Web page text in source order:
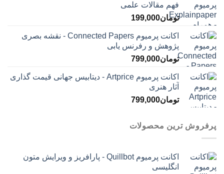
فهم مقالات علمی
تومان199,000
اکانت پرمیوم Connected Papers - نقشه بصری
پژوهش و رفرنس یابی
تومان799,000
اکانت پرمیوم Artprice - دیتابیس جهانی قیمت ‌گذاری
آثار هنری
تومان799,000
پرفروش ترین محصولات
اکانت پرمیوم Quillbot - پارافریز و ویرایش متون
انگلیسی